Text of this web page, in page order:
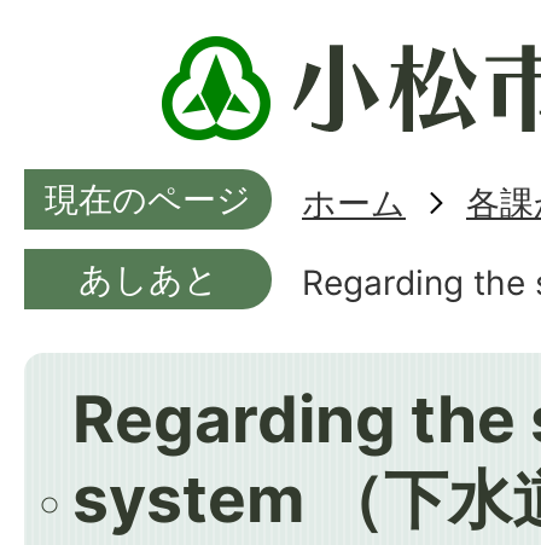
現在のページ ホーム
各
あしあと
Regarding the
Regarding the
system （下水